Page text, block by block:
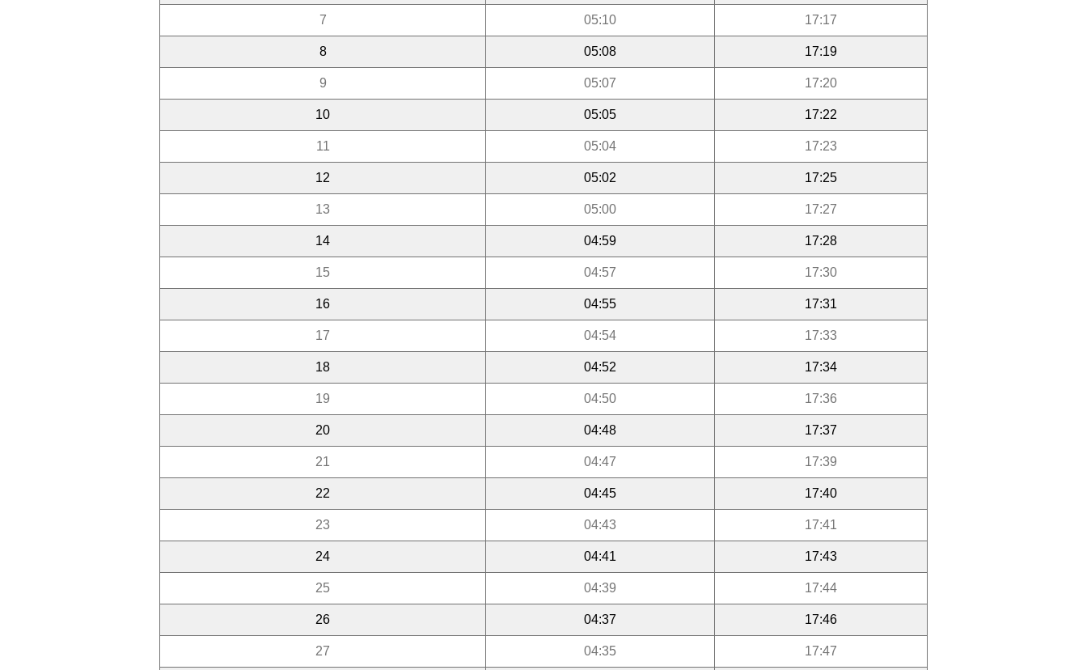
7 05:10 17:17
8 05:08 17:19
9 05:07 17:20
10 05:05 17:22
11 05:04 17:23
12 05:02 17:25
13 05:00 17:27
14 04:59 17:28
15 04:57 17:30
16 04:55 17:31
17 04:54 17:33
18 04:52 17:34
19 04:50 17:36
20 04:48 17:37
21 04:47 17:39
22 04:45 17:40
23 04:43 17:41
24 04:41 17:43
25 04:39 17:44
26 04:37 17:46
27 04:35 17:47